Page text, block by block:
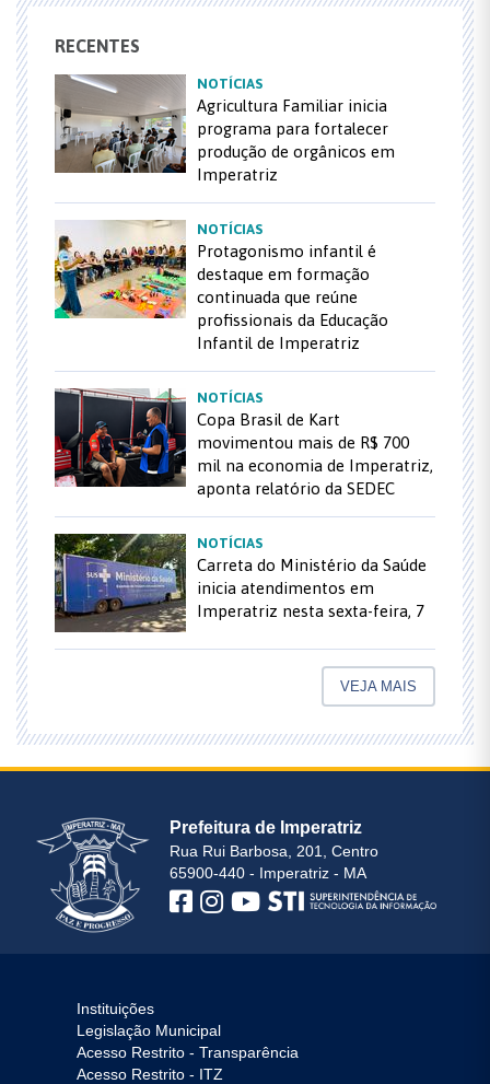
RECENTES
NOTÍCIAS
Agricultura Familiar inicia
programa para fortalecer
produção de orgânicos em
Imperatriz
NOTÍCIAS
Protagonismo infantil é
destaque em formação
continuada que reúne
profissionais da Educação
Infantil de Imperatriz
NOTÍCIAS
Copa Brasil de Kart
movimentou mais de R$ 700
mil na economia de Imperatriz,
aponta relatório da SEDEC
NOTÍCIAS
Carreta do Ministério da Saúde
inicia atendimentos em
Imperatriz nesta sexta-feira, 7
VEJA MAIS
Prefeitura de Imperatriz
Rua Rui Barbosa, 201, Centro
65900-440 - Imperatriz - MA
Instituições
Legislação Municipal
Acesso Restrito - Transparência
Acesso Restrito - ITZ